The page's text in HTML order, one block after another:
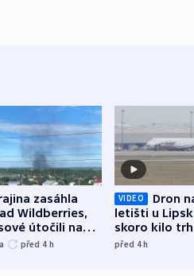
zasáhla
Wildberries,
útočili na
hasiče či
před 4 h
VIDEO
Dron
letišti u
skoro kilo
indicie
před 4h